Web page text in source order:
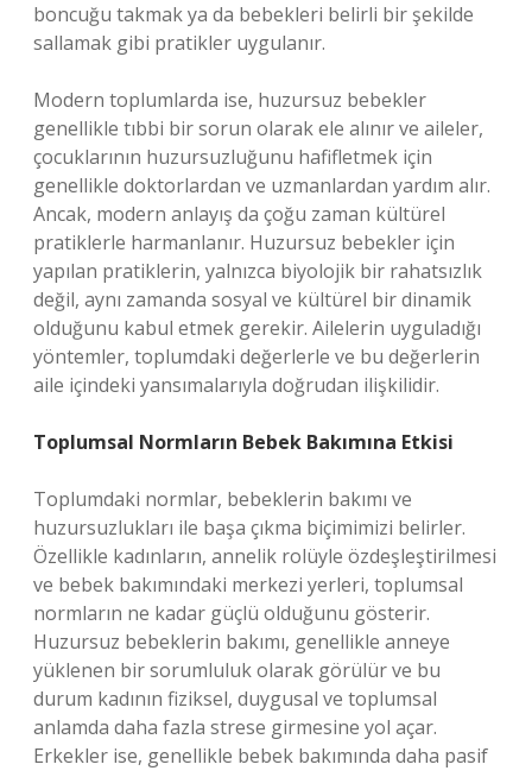
boncuğu takmak ya da bebekleri belirli bir şekilde
sallamak gibi pratikler uygulanır.
Modern toplumlarda ise, huzursuz bebekler
genellikle tıbbi bir sorun olarak ele alınır ve aileler,
çocuklarının huzursuzluğunu hafifletmek için
genellikle doktorlardan ve uzmanlardan yardım alır.
Ancak, modern anlayış da çoğu zaman kültürel
pratiklerle harmanlanır. Huzursuz bebekler için
yapılan pratiklerin, yalnızca biyolojik bir rahatsızlık
değil, aynı zamanda sosyal ve kültürel bir dinamik
olduğunu kabul etmek gerekir. Ailelerin uyguladığı
yöntemler, toplumdaki değerlerle ve bu değerlerin
aile içindeki yansımalarıyla doğrudan ilişkilidir.
Toplumsal Normların Bebek Bakımına Etkisi
Toplumdaki normlar, bebeklerin bakımı ve
huzursuzlukları ile başa çıkma biçimimizi belirler.
Özellikle kadınların, annelik rolüyle özdeşleştirilmesi
ve bebek bakımındaki merkezi yerleri, toplumsal
normların ne kadar güçlü olduğunu gösterir.
Huzursuz bebeklerin bakımı, genellikle anneye
yüklenen bir sorumluluk olarak görülür ve bu
durum kadının fiziksel, duygusal ve toplumsal
anlamda daha fazla strese girmesine yol açar.
Erkekler ise, genellikle bebek bakımında daha pasif